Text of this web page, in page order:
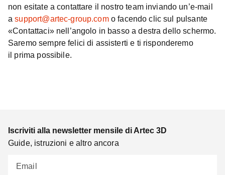
non esitate a contattare il nostro team inviando un’e-mail
asupport@artec-group.como facendo clic sul pulsante
«Contattaci» nell’angolo in basso a destra dello schermo.
Saremo sempre felici di assisterti e ti risponderemo
il prima possibile.
Iscriviti alla newsletter mensile di Artec 3D
Guide, istruzioni e altro ancora
Email